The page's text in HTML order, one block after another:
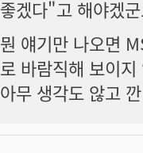
좋겠다"고 해야겠
뭔 얘기만 나오면
로 바람직해 보이
아무 생각도 않고